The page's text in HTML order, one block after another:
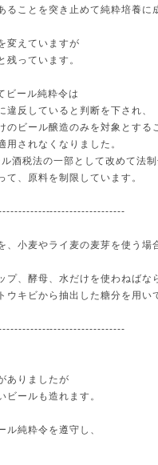
ことを突き止めて純粋培養に
変えていますが
残っています。
ビール純粋令は
反していると判断を下され、
ビール醸造のみを対象とする
されなくなりました。
酒税法の一部として改めて法制
、原料を制限しています。
、小麦やライ麦の麦芽を使う場
、酵母、水だけを使わねばな
キビから抽出した糖分を用い
ありましたが
ールも造れます。
ル純粋令を遵守し、